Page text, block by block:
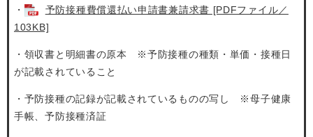
・
予防接種費償還払い申請書兼請求書 [PDFファイル／
103KB]
・領収書と明細書の原本 ※予防接種の種類・単価・接種日
が記載されていること
・予防接種の記録が記載されているものの写し ※母子健康
手帳、予防接種済証